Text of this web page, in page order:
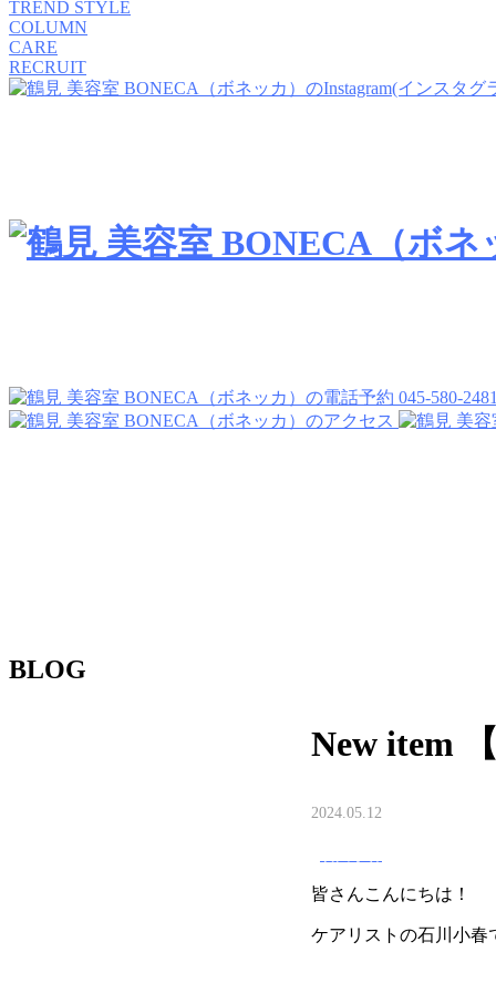
TREND STYLE
COLUMN
CARE
RECRUIT
045-580-
BLOG
New item
2024.05.12
皆さんこんにちは！
ケアリストの石川小春